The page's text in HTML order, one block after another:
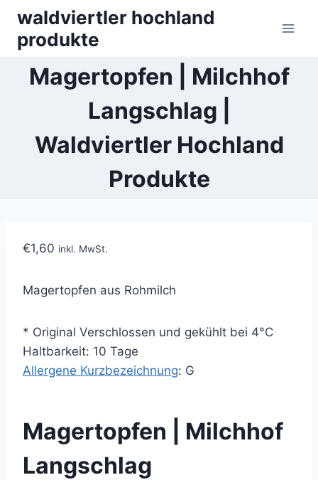
content
waldviertler hochland
produkte
Magertopfen | Milchhof
Langschlag |
Waldviertler Hochland
Produkte
€1,60 inkl. MwSt.
Magertopfen aus Rohmilch
* Original Verschlossen und gekühlt bei 4°C
Haltbarkeit: 10 Tage
Allergene Kurzbezeichnung: G
Magertopfen | Milchhof
Langschlag